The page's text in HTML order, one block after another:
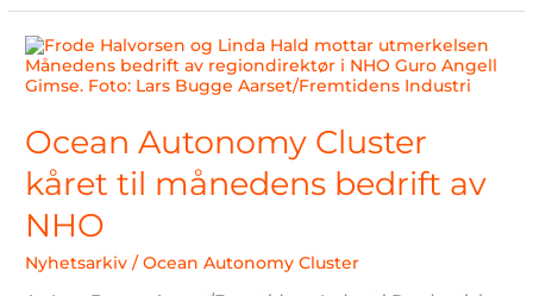
Ocean Autonomy Cluster
kåret til månedens bedrift av
NHO
Nyhetsarkiv /Ocean Autonomy Cluster
Ocean
Autonomy
Cluster
månedens
bedrift
av